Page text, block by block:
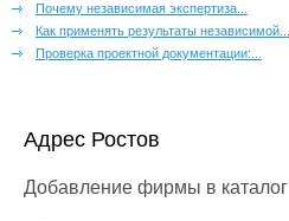
Почему независимая экспертиза...
Как применять результаты независимой...
Проверка проектной документации:...
Адрес Ростов
Добавление фирмы в каталог